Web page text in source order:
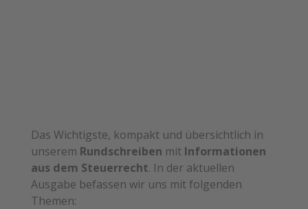
Das Wichtigste, kompakt und übersichtlich in
unserem Rundschreiben mit Informationen
aus dem Steuerrecht. In der aktuellen
Ausgabe befassen wir uns mit folgenden
Themen: